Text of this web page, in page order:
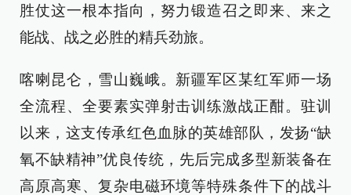
胜仗这一根本指向，努力锻造召之即来、来之
能战、战之必胜的精兵劲旅。
喀喇昆仑，雪山巍峨。新疆军区某红军师一场
全流程、全要素实弹射击训练激战正酣。驻训
以来，这支传承红色血脉的英雄部队，发扬“缺
氧不缺精神”优良传统，先后完成多型新装备在
高原高寒、复杂电磁环境等特殊条件下的战斗